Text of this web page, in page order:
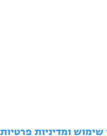
שימוש ומדיניות פרטיות